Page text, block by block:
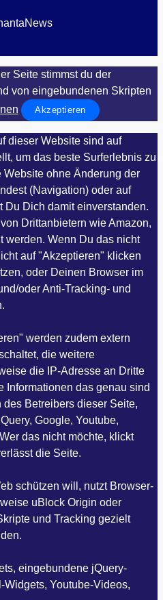
Seite stimmst du der
von eingebundenen Skripten
Akzeptieren
dieser Website sind auf
um das beste Surferlebnis zu
ohne Änderung der
(Navigation) oder auf
Du Dich damit einverstanden.
Drittanbietern wie Amazon,
werden. Wenn Du das nicht
auf "Akzeptieren" klicken
oder Deinen Browser im
oder Anti-Tracking- und
werden zudem extern
die weitere
die IP-Adresse an Dritte
Informationen das genau sind
des Betreibers dieser Seite,
Google, Youtube,
das nicht möchte, klickt
die Seite.
schützen will, nutzt Browser-
uBlock Origin oder
und Tracking gezielt
eingebundene jQuery-
Widgets, Youtube-Videos,